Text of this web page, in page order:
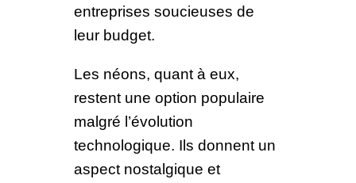
entreprises soucieuses de
leur budget.
Les néons, quant à eux,
restent une option populaire
malgré l’évolution
technologique. Ils donnent un
aspect nostalgique et